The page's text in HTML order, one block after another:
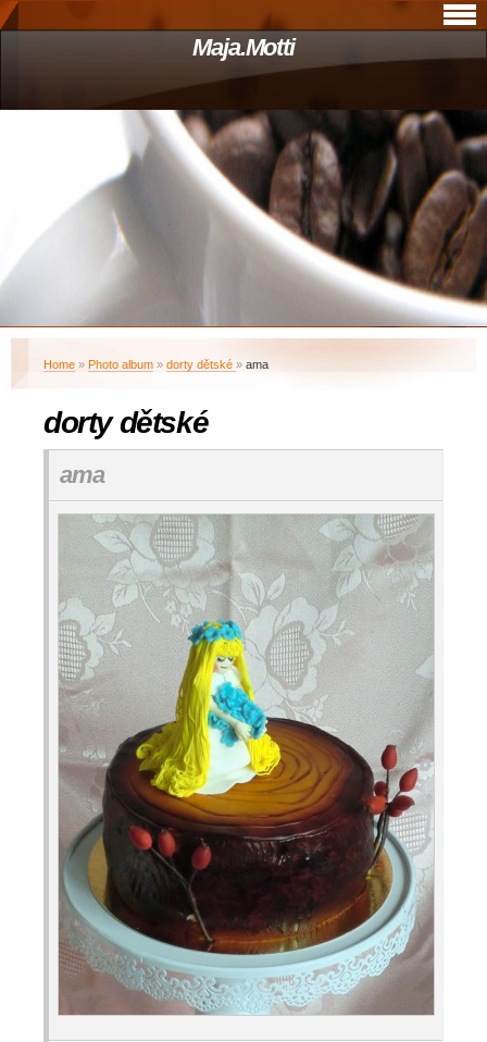
Maja.Motti
Home » Photo album » dorty dětské » ama
dorty dětské
ama